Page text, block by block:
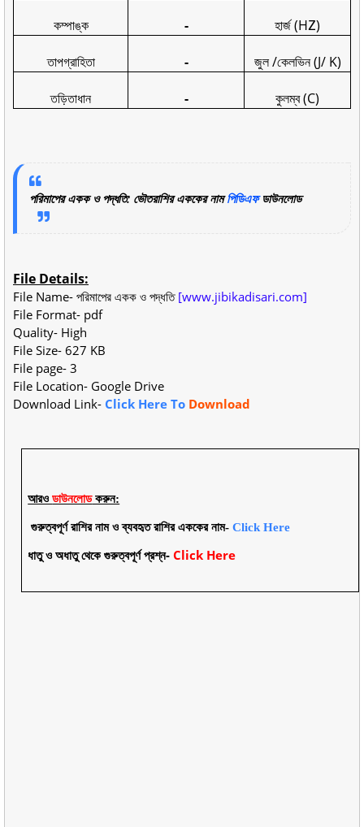
কম্পাঙ্ক - হার্জ (Hz)
তাপগ্রাহিতা - জুল /কেলভিন (J/ K)
তড়িতাধান - কুলম্ব (C)
পরিমাপের একক ও পদ্ধতি: ভৌতরাশির এককের নামপিডিএফডাউনলোড
File Details:
File Name- পরিমাপের একক ও পদ্ধতি [www.jibikadisari.com]
File Format- pdf
Quality- High
File Size- 627 KB
File page- 3
File Location- Google Drive
Download Link- Click Here To Download
আরওডাউনলোডকরুন:
গুরুত্বপূর্ণ রাশির নাম ও ব্যবহৃত রাশির এককের নাম-Click Here
ধাতু ও অধাতু থেকে গুরুত্বপূর্ণ প্রশ্ন- Click Here